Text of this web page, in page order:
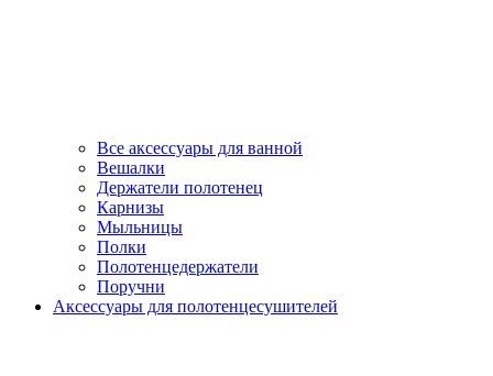
Все аксессуары для ванной
Вешалки
Держатели полотенец
Карнизы
Мыльницы
Полки
Полотенцедержатели
Поручни
Аксессуары для полотенцесушителей